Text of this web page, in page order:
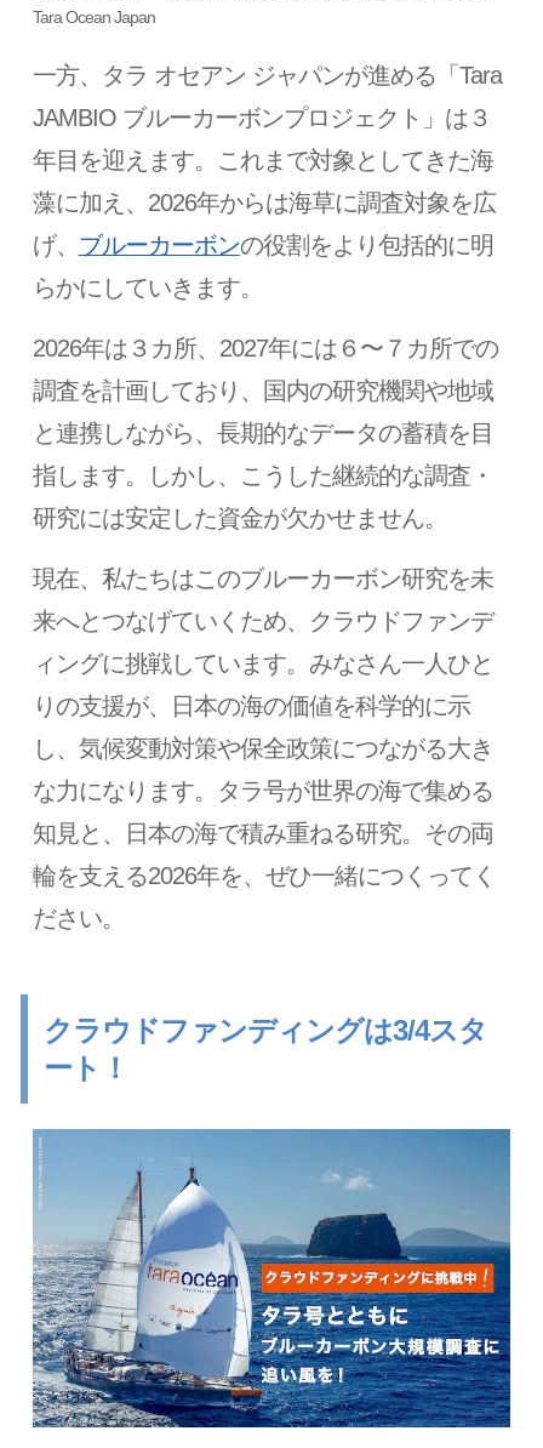
Tara Ocean Japan
一方、タラ オセアン ジャパンが進める「Tara
JAMBIO ブルーカーボンプロジェクト」は３
年目を迎えます。これまで対象としてきた海
藻に加え、2026年からは海草に調査対象を広
げ、 ブルーカーボンの役割をより包括的に明
らかにしていきます。
2026年は３カ所、2027年には６〜７カ所での
調査を計画しており、国内の研究機関や地域
と連携しながら、長期的なデータの蓄積を目
指します。しかし、こうした継続的な調査・
研究には安定した資金が欠かせません。
現在、私たちはこのブルーカーボン研究を未
来へとつなげていくため、クラウドファンデ
ィングに挑戦しています。みなさん一人ひと
りの支援が、日本の海の価値を科学的に示
し、気候変動対策や保全政策につながる大き
な力になります。タラ号が世界の海で集める
知見と、日本の海で積み重ねる研究。その両
輪を支える2026年を、ぜひ一緒につくってく
ださい。
クラウドファンディングは3/4スタ
ート！